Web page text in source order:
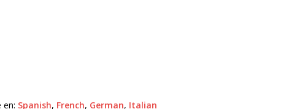
en: Spanish French German Italian